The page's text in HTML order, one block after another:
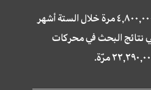
تمّت زيارة موقع سراج ٤,٨٠٠,٠٠٠ مرة خلال الستة أشهر
نتائج البحث في محركات